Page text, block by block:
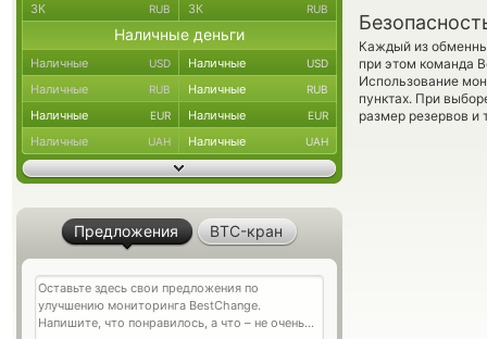
Каждый из
при этом команда
Использование
пунктах. При
размер резервов и
ЗК RUB ЗК RUB
Наличные деньги
Наличные USD Наличные USD
Наличные RUB Наличные RUB
Наличные EUR Наличные EUR
Наличные UAH Наличные UAH
Предложения BTC-кран